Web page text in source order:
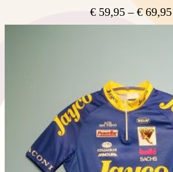
€ 59,95 –€69,95
auf.
Die
Optionen
können
auf
der
Produktseite
gewählt
werden